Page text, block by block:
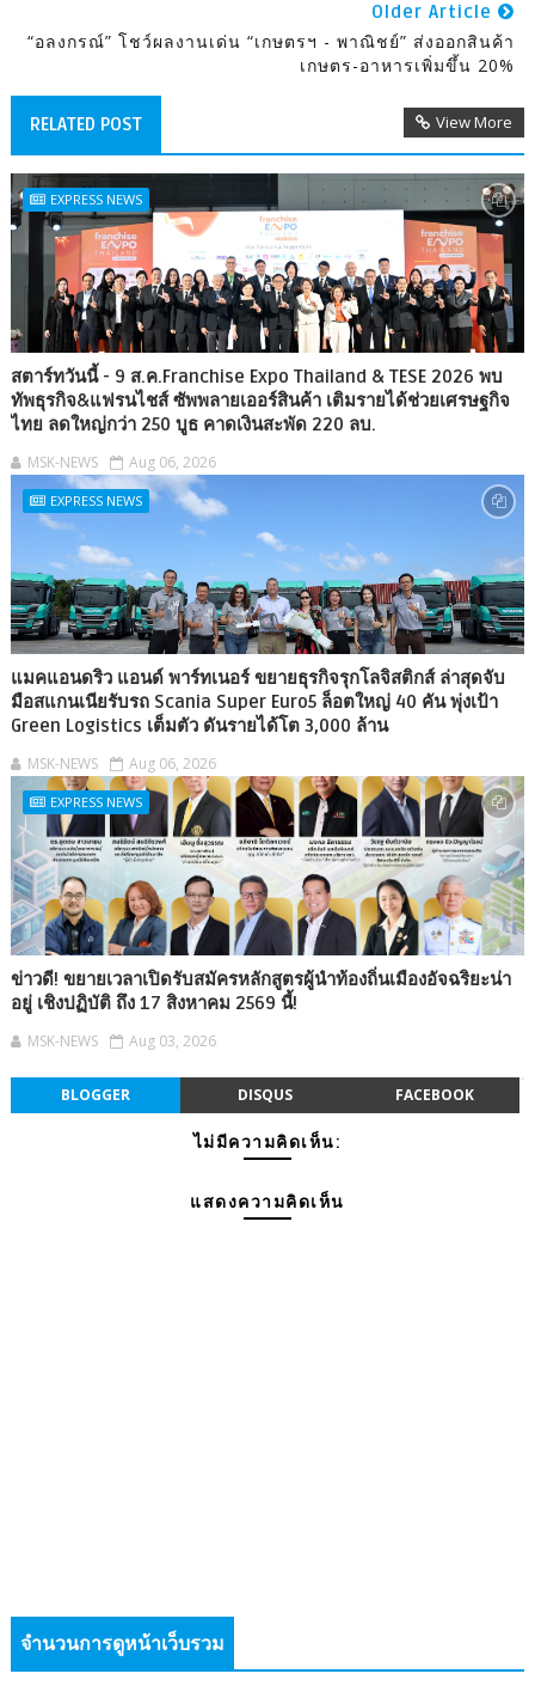
Older Article
“อลงกรณ์” โชว์ผลงานเด่น “เกษตรฯ - พาณิชย์” ส่งออกสินค้า
เกษตร-อาหารเพิ่มขึ้น 20%
RELATED POST View More
EXPRESS NEWS
สตาร์ทวันนี้ - 9 ส.ค.Franchise Expo Thailand & TESE 2026 พบ
ทัพธุรกิจ&แฟรนไชส์ ซัพพลายเออร์สินค้า เติมรายได้ช่วยเศรษฐกิจ
ไทย ลดใหญ่กว่า 250 บูธ คาดเงินสะพัด 220 ลบ.
MSK-NEWS Aug 06, 2026
EXPRESS NEWS
แมคแอนดริว แอนด์ พาร์ทเนอร์ ขยายธุรกิจรุกโลจิสติกส์ ล่าสุดจับ
มือสแกนเนียรับรถ Scania Super Euro5 ล็อตใหญ่ 40 คัน พุ่งเป้า
Green Logistics เต็มตัว ดันรายได้โต 3,000 ล้าน
MSK-NEWS Aug 06, 2026
EXPRESS NEWS
ข่าวดี! ขยายเวลาเปิดรับสมัครหลักสูตรผู้นำท้องถิ่นเมืองอัจฉริยะน่า
อยู่ เชิงปฏิบัติ ถึง 17 สิงหาคม 2569 นี้!
MSK-NEWS Aug 03, 2026
BLOGGER DISQUS FACEBOOK
ไม่มีความคิดเห็น:
แสดงความคิดเห็น
จำนวนการดูหน้าเว็บรวม